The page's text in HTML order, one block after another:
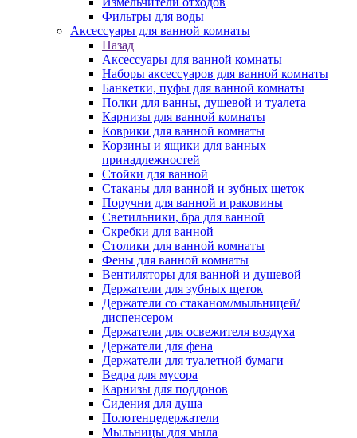
Фильтры для воды
Аксессуары для ванной комнаты
Назад
Аксессуары для ванной комнаты
Наборы аксессуаров для ванной комнаты
Банкетки, пуфы для ванной комнаты
Полки для ванны, душевой и туалета
Карнизы для ванной комнаты
Коврики для ванной комнаты
Корзины и ящики для ванных
принадлежностей
Стойки для ванной
Стаканы для ванной и зубных щеток
Поручни для ванной и раковины
Светильники, бра для ванной
Скребки для ванной
Столики для ванной комнаты
Фены для ванной комнаты
Вентиляторы для ванной и душевой
Держатели для зубных щеток
Держатели со стаканом/мыльницей/
диспенсером
Держатели для освежителя воздуха
Держатели для фена
Держатели для туалетной бумаги
Ведра для мусора
Карнизы для поддонов
Сидения для душа
Полотенцедержатели
Мыльницы для мыла